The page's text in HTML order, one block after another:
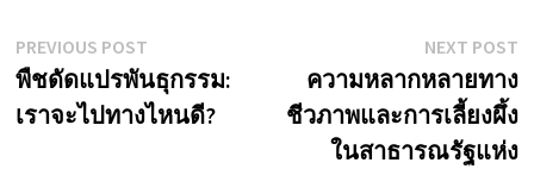
Post
navigation
PREVIOUS POSTPrevious
post:
พืชดัดแปรพันธุกรรม:
เราจะไปทางไหนดี?
NEXT POST
ความหลากหลายทาง
ชีวภาพและการเลี้ยงผึ้ง
ในสาธารณรัฐแห่ง